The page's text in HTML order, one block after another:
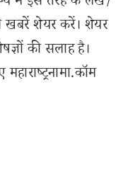
खबरें शेयर करें। शेयर
की सलाह है।